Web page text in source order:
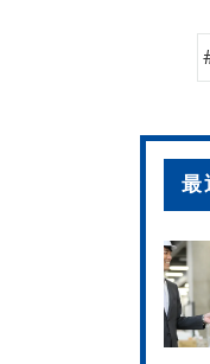
最